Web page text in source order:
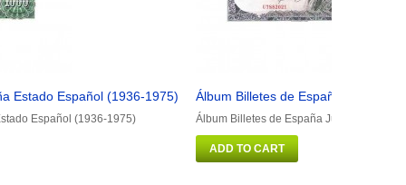
Estado Español (1936-1975)
Español (1936-1975)
Álbum Billetes de España Juan
Álbum Billetes de España Juan Carlos I
ADD TO CART